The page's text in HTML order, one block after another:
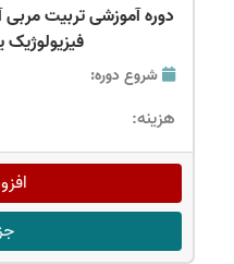
دوره آموزشی تربیت مربی
فیزیولوژیک
شروع دوره:
هزینه: